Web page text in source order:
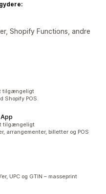
Shopify Functions, andre
tilgængeligt
Shopify POS.
tilgængeligt
arrangementer, billetter og POS
UPC og GTIN – masseprint